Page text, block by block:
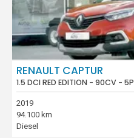
RENAULT CAPTUR
1.5 DCI RED EDITION - 90CV - 5P
2019
94.100 km
Diesel